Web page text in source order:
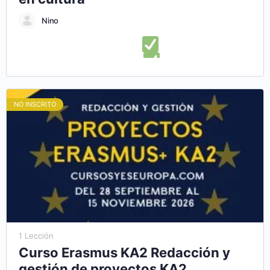
Nino
para el diseño de una estructura de plan de negocios
Presentar con éxito un plan de negocio cultural
Descubrir
herramientas para diseñar un plan de empresa cultural
Aprender a administrar y ejecutar correctamente tu plan de
NO INSCRITO
1 Lección
Curso Erasmus KA2 Redacción y